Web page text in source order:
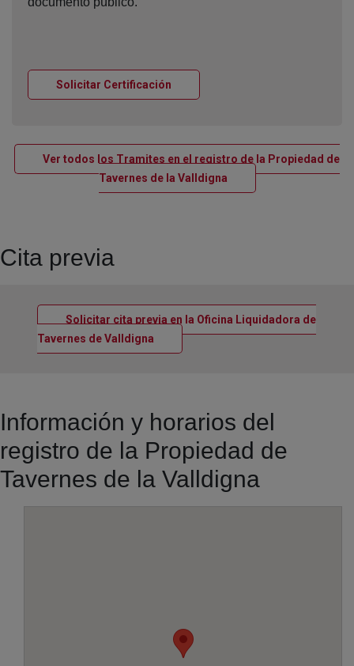
Solicitar Certificación
Ver todos los Tramites en el registro de la Propiedad de
Tavernes de la ValldignaVentana nueva
Cita previa
Solicitar cita previa en la Oficina Liquidadora de
Tavernes de Valldigna Ventana nueva
Información y horarios del
registro de la Propiedad de
Tavernes de la Valldigna